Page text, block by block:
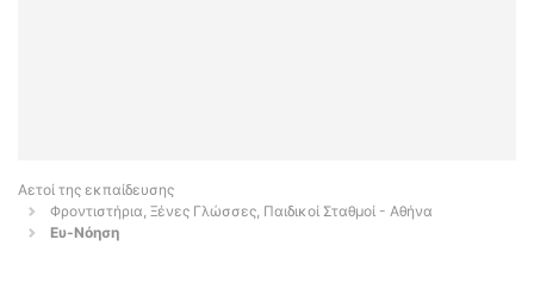
Αετοί της εκπαίδευσης
Φροντιστήρια, Ξένες Γλώσσες, Παιδικοί Σταθμοί - Αθήνα
Ευ-Νόηση